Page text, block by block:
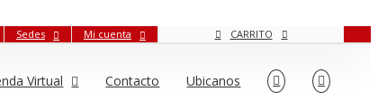
Sedes Mi cuenta CARRITO
Virtual Contacto Ubicanos